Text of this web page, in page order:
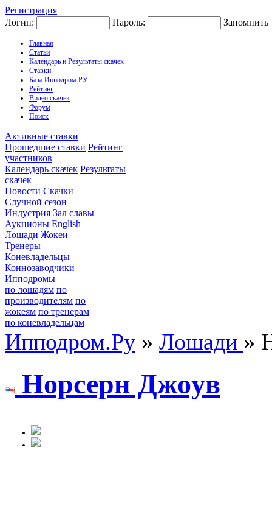
Регистрация
Логин:
Пароль: Запомнить
Главная
Статьи
Календарь и Результаты скачек
Ставки
База Ипподром.РУ
Рейтинг
Видео скачек
Форум
Поиск
Активные ставки
Прошедшие ставки Рейтинг
участников
Календарь скачек Результаты
скачек
Новости Скачки
Случной сезон
Индустрия Зал славы
Аукционы English
Лошади Жокеи
Тренеры
Коневладельцы
Коннозаводчики
Ипподромы
по лошадям по
производителям по
жокеям по тренерам
по коневладельцам
Ипподром.Ру » Лошади »
Нoрсерн Джoув